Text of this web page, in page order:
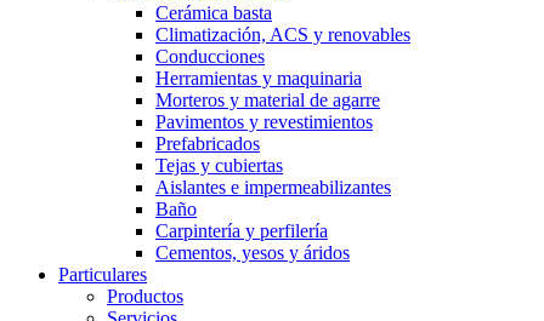
Cerámica basta
Climatización, ACS y renovables
Conducciones
Herramientas y maquinaria
Morteros y material de agarre
Pavimentos y revestimientos
Prefabricados
Tejas y cubiertas
Aislantes e impermeabilizantes
Baño
Carpintería y perfilería
Cementos, yesos y áridos
Particulares
Productos